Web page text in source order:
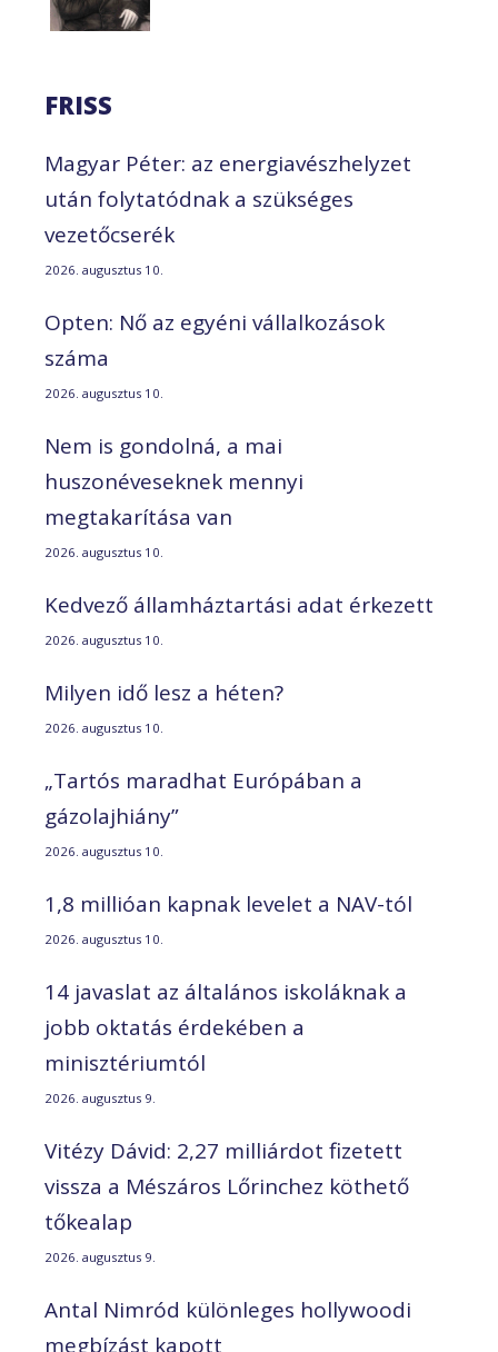
FRISS
Magyar Péter: az energiavészhelyzet
után folytatódnak a szükséges
vezetőcserék
2026. augusztus 10.
Opten: Nő az egyéni vállalkozások
száma
2026. augusztus 10.
Nem is gondolná, a mai
huszonéveseknek mennyi
megtakarítása van
2026. augusztus 10.
Kedvező államháztartási adat érkezett
2026. augusztus 10.
Milyen idő lesz a héten?
2026. augusztus 10.
„Tartós maradhat Európában a
gázolajhiány”
2026. augusztus 10.
1,8 millióan kapnak levelet a NAV-tól
2026. augusztus 10.
14 javaslat az általános iskoláknak a
jobb oktatás érdekében a
minisztériumtól
2026. augusztus 9.
Vitézy Dávid: 2,27 milliárdot fizetett
vissza a Mészáros Lőrinchez köthető
tőkealap
2026. augusztus 9.
Antal Nimród különleges hollywoodi
megbízást kapott